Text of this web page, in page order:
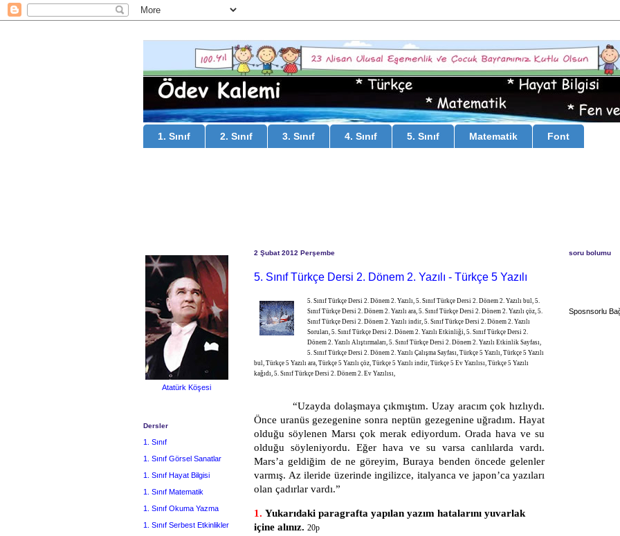
1. Sınıf 2. Sınıf 3. Sınıf 4. Sınıf 5. Sınıf Matematik Font
2 Şubat 2012 Perşembe
5. Sınıf Türkçe Dersi 2. Dönem 2. Yazılı - Türkçe 5 Yazılı
5. Sınıf Türkçe Dersi 2. Dönem 2. Yazılı, 5. Sınıf Türkçe Dersi 2. Dönem 2. Yazılı bul, 5.
Sınıf Türkçe Dersi 2. Dönem 2. Yazılı ara, 5. Sınıf Türkçe Dersi 2. Dönem 2. Yazılı çöz, 5.
Sınıf Türkçe Dersi 2. Dönem 2. Yazılı indir, 5. Sınıf Türkçe Dersi 2. Dönem 2. Yazılı
Soruları, 5. Sınıf Türkçe Dersi 2. Dönem 2. Yazılı Etkinliği, 5. Sınıf Türkçe Dersi 2.
Dönem 2. Yazılı Alıştırmaları, 5. Sınıf Türkçe Dersi 2. Dönem 2. Yazılı Etkinlik Sayfası,
5. Sınıf Türkçe Dersi 2. Dönem 2. Yazılı Çalışma Sayfası, Türkçe 5 Yazılı, Türkçe 5 Yazılı
bul, Türkçe 5 Yazılı ara, Türkçe 5 Yazılı çöz, Türkçe 5 Yazılı indir, Türkçe 5 Ev Yazılısı, Türkçe 5 Yazılı
kağıdı, 5. Sınıf Türkçe Dersi 2. Dönem 2. Ev Yazılısı,
“Uzayda dolaşmaya çıkmıştım. Uzay aracım çok hızlıydı.
Önce uranüs gezegenine sonra neptün gezegenine uğradım. Hayat
olduğu söylenen Marsı çok merak ediyordum. Orada hava ve su
olduğu söyleniyordu. Eğer hava ve su varsa canlılarda vardı.
Mars’a geldiğim de ne göreyim, Buraya benden öncede gelenler
varmış. Az ileride üzerinde ingilizce, italyanca ve japon’ca yazıları
olan çadırlar vardı.”
1. Yukarıdaki paragrafta yapılan yazım hatalarını yuvarlak
içine alınız. 20p
Atatürk Köşesi
Dersler
1. Sınıf
1. Sınıf Görsel Sanatlar
1. Sınıf Hayat Bilgisi
1. Sınıf Matematik
1. Sınıf Okuma Yazma
1. Sınıf Serbest Etkinlikler
soru bolumu
Sposnsorlu